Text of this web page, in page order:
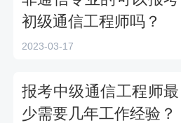
初级通信工程师吗？
2023-03-17
报考中级通信工程师最
少需要几年工作经验？